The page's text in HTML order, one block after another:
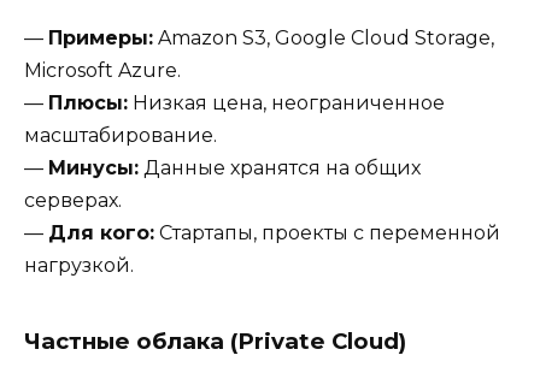
— Примеры: Amazon S3, Google Cloud Storage,
Microsoft Azure.
— Плюсы: Низкая цена, неограниченное
масштабирование.
— Минусы: Данные хранятся на общих
серверах.
— Для кого: Стартапы, проекты с переменной
нагрузкой.
Частные облака (Private Cloud)